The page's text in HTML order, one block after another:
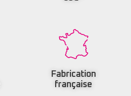
Fabrication
française